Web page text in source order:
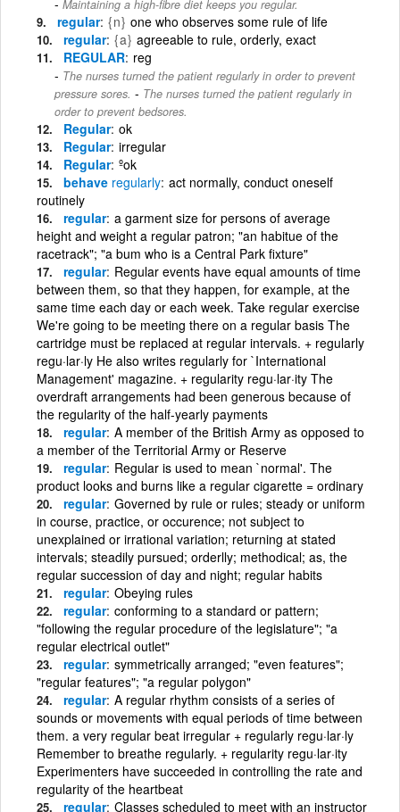
Maintaining a high-fibre diet keeps you regular.
regular {n} one who observes some rule of life
regular {a} agreeable to rule, orderly, exact
REGULAR reg
The nurses turned the patient regularly in order to prevent
pressure sores. - The nurses turned the patient regularly in
order to prevent bedsores.
Regular ok
Regular irregular
Regular ºok
behave regularly act normally, conduct oneself
routinely
regular a garment size for persons of average
height and weight a regular patron; "an habitue of the
racetrack"; "a bum who is a Central Park fixture"
regular Regular events have equal amounts of time
between them, so that they happen, for example, at the
same time each day or each week. Take regular exercise
We're going to be meeting there on a regular basis The
cartridge must be replaced at regular intervals. + regularly
regu·lar·ly He also writes regularly for `International
Management' magazine. + regularity regu·lar·ity The
overdraft arrangements had been generous because of
the regularity of the half-yearly payments
regular A member of the British Army as opposed to
a member of the Territorial Army or Reserve
regular Regular is used to mean `normal'. The
product looks and burns like a regular cigarette = ordinary
regular Governed by rule or rules; steady or uniform
in course, practice, or occurence; not subject to
unexplained or irrational variation; returning at stated
intervals; steadily pursued; orderlly; methodical; as, the
regular succession of day and night; regular habits
regular Obeying rules
regular conforming to a standard or pattern;
"following the regular procedure of the legislature"; "a
regular electrical outlet"
regular symmetrically arranged; "even features";
"regular features"; "a regular polygon"
regular A regular rhythm consists of a series of
sounds or movements with equal periods of time between
them. a very regular beat irregular + regularly regu·lar·ly
Remember to breathe regularly. + regularity regu·lar·ity
Experimenters have succeeded in controlling the rate and
regularity of the heartbeat
regular Classes scheduled to meet with an instructor